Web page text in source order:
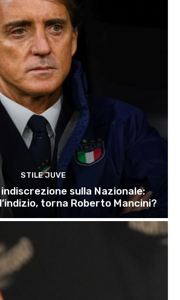
STILE JUVE
sulla Nazionale:
torna Roberto Mancini?